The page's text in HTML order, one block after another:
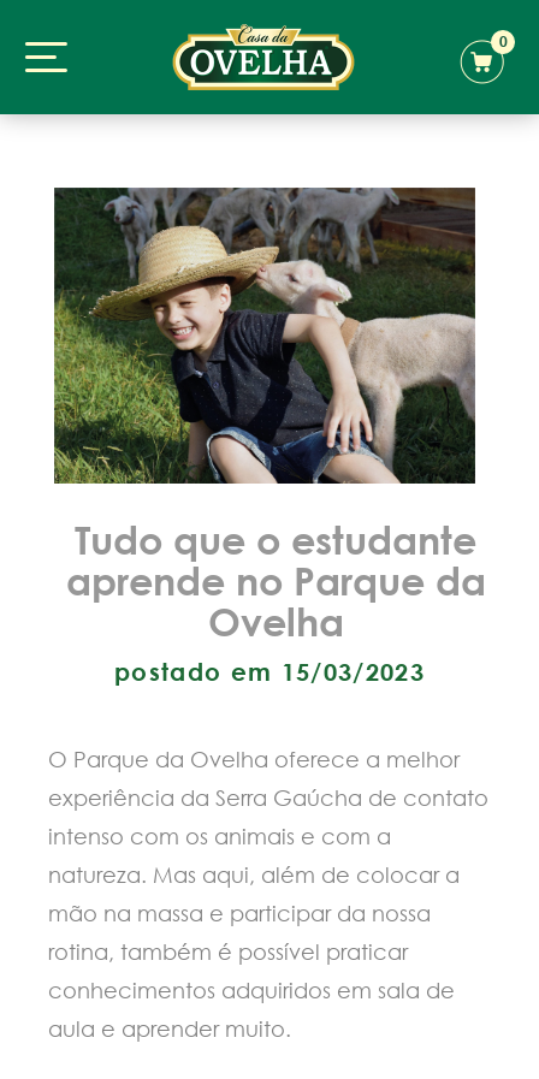
0
Tudo que o estudante
aprende no Parque da
Ovelha
postado em 15/03/2023
O Parque da Ovelha oferece a melhor
experiência da Serra Gaúcha de contato
intenso com os animais e com a
natureza. Mas aqui, além de colocar a
mão na massa e participar da nossa
rotina, também é possível praticar
conhecimentos adquiridos em sala de
aula e aprender muito.